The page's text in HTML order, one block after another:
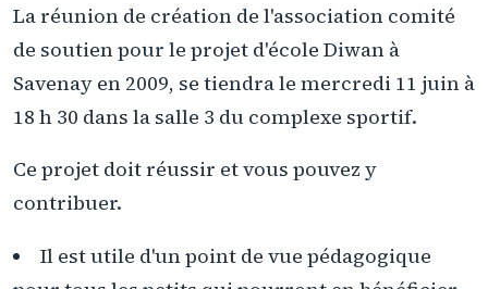
La réunion de création de l'association comité
de soutien pour le projet d'école Diwan à
Savenay en 2009, se tiendra le mercredi 11 juin à
18 h 30 dans la salle 3 du complexe sportif.
Ce projet doit réussir et vous pouvez y
contribuer.
Il est utile d'un point de vue pédagogique